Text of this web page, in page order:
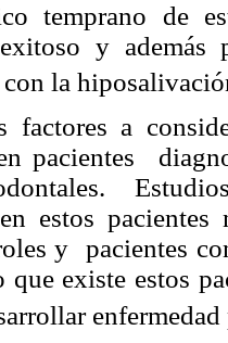
temprano de
y además
con la
a
pacientes
estos
y pacientes
que existe estos